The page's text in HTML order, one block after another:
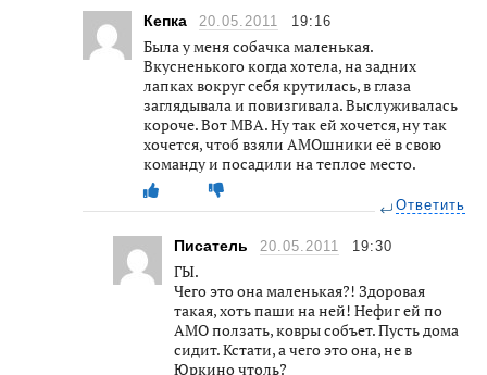
Кепка 20.05.2011 19:16
Была у меня собачка маленькая.
Вкусненького когда хотела, на задних
лапках вокруг себя крутилась, в глаза
заглядывала и повизгивала. Выслуживалась
короче. Вот МВА. Ну так ей хочется, ну так
хочется, чтоб взяли АМОшники её в свою
команду и посадили на теплое место.
Ответить
Писатель 20.05.2011 19:30
ГЫ.
Чего это она маленькая?! Здоровая
такая, хоть паши на ней! Нефиг ей по
АМО ползать, ковры собъет. Пусть дома
сидит. Кстати, а чего это она, не в
Юркино чтоль?